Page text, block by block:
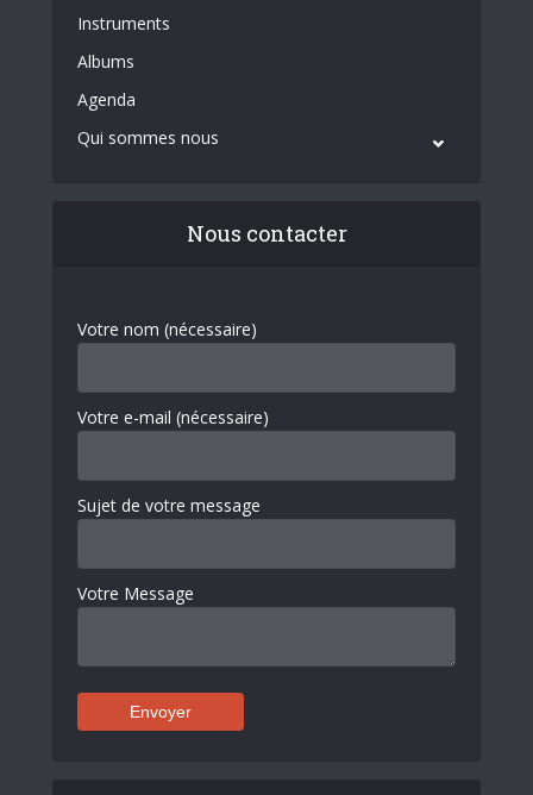
Instruments
Albums
Agenda
Qui sommes nous
Nous contacter
Votre nom (nécessaire)
Votre e-mail (nécessaire)
Sujet de votre message
Votre Message